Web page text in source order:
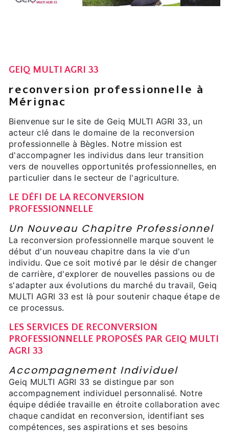
GEIQ MULTI AGRI 33
reconversion professionnelle à
Mérignac
Bienvenue sur le site de Geiq MULTI AGRI 33, un
acteur clé dans le domaine de la reconversion
professionnelle à Bègles. Notre mission est
d'accompagner les individus dans leur transition
vers de nouvelles opportunités professionnelles, en
particulier dans le secteur de l'agriculture.
LE DÉFI DE LA RECONVERSION
PROFESSIONNELLE
Un Nouveau Chapitre Professionnel
La reconversion professionnelle marque souvent le
début d'un nouveau chapitre dans la vie d'un
individu. Que ce soit motivé par le désir de changer
de carrière, d'explorer de nouvelles passions ou de
s'adapter aux évolutions du marché du travail, Geiq
MULTI AGRI 33 est là pour soutenir chaque étape de
ce processus.
LES SERVICES DE RECONVERSION
PROFESSIONNELLE PROPOSÉS PAR GEIQ MULTI
AGRI 33
Accompagnement Individuel
Geiq MULTI AGRI 33 se distingue par son
accompagnement individuel personnalisé. Notre
équipe dédiée travaille en étroite collaboration avec
chaque candidat en reconversion, identifiant ses
compétences, ses aspirations et ses besoins